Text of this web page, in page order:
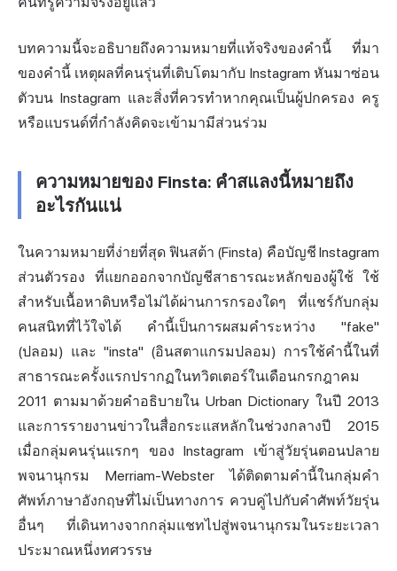
บทความนี้จะอธิบายถึงความหมายที่แท้จริงของคำนี้ ที่มา
ของคำนี้ เหตุผลที่คนรุ่นที่เติบโตมากับ Instagram หันมาซ่อน
ตัวบน Instagram และสิ่งที่ควรทำหากคุณเป็นผู้ปกครอง ครู
หรือแบรนด์ที่กำลังคิดจะเข้ามามีส่วนร่วม
ความหมายของ Finsta: คำสแลงนี้หมายถึง
อะไรกันแน่
ในความหมายที่ง่ายที่สุด ฟินสต้า (Finsta) คือบัญชี Instagram
ส่วนตัวรอง ที่แยกออกจากบัญชีสาธารณะหลักของผู้ใช้ ใช้
สำหรับเนื้อหาดิบหรือไม่ได้ผ่านการกรองใดๆ ที่แชร์กับกลุ่ม
คนสนิทที่ไว้ใจได้ คำนี้เป็นการผสมคำระหว่าง "fake"
(ปลอม) และ "insta" (อินสตาแกรมปลอม) การใช้คำนี้ในที่
สาธารณะครั้งแรกปรากฏในทวิตเตอร์ในเดือนกรกฎาคม
2011 ตามมาด้วยคำอธิบายใน Urban Dictionary ในปี 2013
และการรายงานข่าวในสื่อกระแสหลักในช่วงกลางปี 2015
เมื่อกลุ่มคนรุ่นแรกๆ ของ Instagram เข้าสู่วัยรุ่นตอนปลาย
พจนานุกรม Merriam-Webster ได้ติดตามคำนี้ในกลุ่มคำ
ศัพท์ภาษาอังกฤษที่ไม่เป็นทางการ ควบคู่ไปกับคำศัพท์วัยรุ่น
อื่นๆ ที่เดินทางจากกลุ่มแชทไปสู่พจนานุกรมในระยะเวลา
ประมาณหนึ่งทศวรรษ